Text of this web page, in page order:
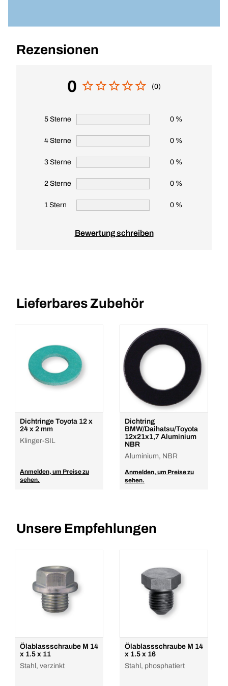
Rezensionen
0 (0)
5 Sterne 0 %
4 Sterne 0 %
3 Sterne 0 %
2 Sterne 0 %
1 Stern 0 %
Bewertung schreiben
Lieferbares Zubehör
Dichtringe Toyota 12 x
24 x 2 mm
Klinger-SIL
Anmelden, um Preise zu
sehen.
Dichtring
BMW/Daihatsu/Toyota
12x21x1,7 Aluminium
NBR
Aluminium, NBR
Anmelden, um Preise zu
sehen.
Unsere Empfehlungen
Ölablassschraube M 14
x 1.5 x 11
Stahl, verzinkt
Ölablassschraube M 14
x 1.5 x 16
Stahl, phosphatiert